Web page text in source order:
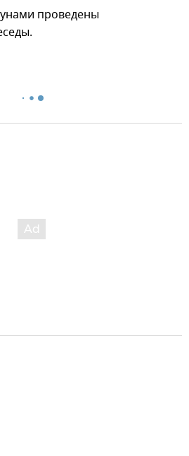
проведены